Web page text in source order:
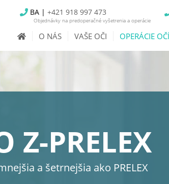
BA | +421 918 997 473
Objednávky na predoperačné vyšetrenia a operácie
O NÁS VAŠE OČI OPERÁCIE OČÍ
Z-PRELEX
a šetrnejšia ako PRELEX